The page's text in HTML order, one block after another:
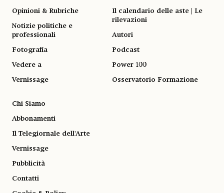
Opinioni & Rubriche
Notizie politiche e
professionali
Fotografia
Vedere a
Vernissage
Il calendario delle aste | Le
rilevazioni
Autori
Podcast
Power 100
Osservatorio Formazione
Chi Siamo
Abbonamenti
Il Telegiornale dell'Arte
Vernissage
Pubblicità
Contatti